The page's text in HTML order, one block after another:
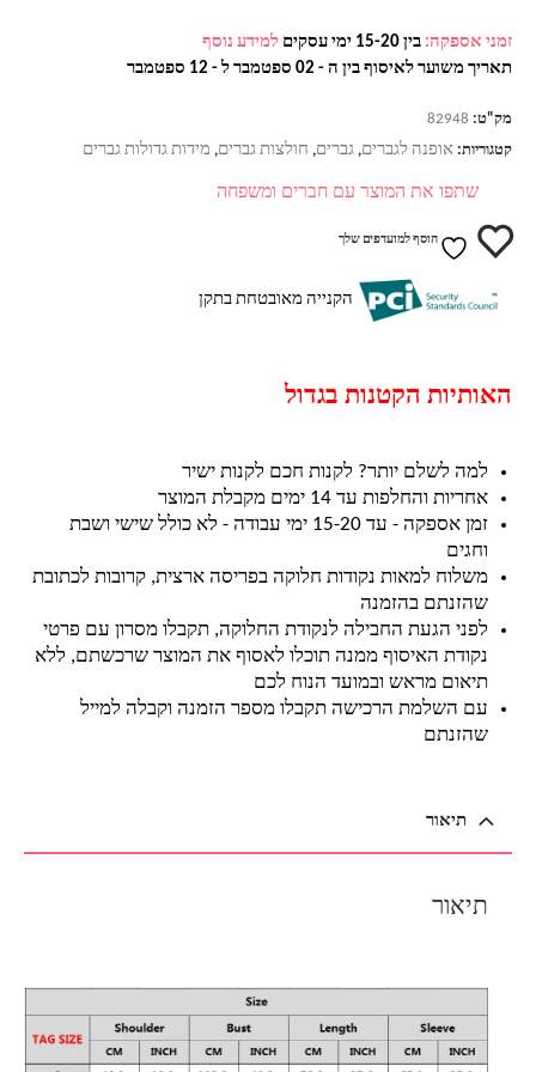
זמני אספקה: בין 15-20 ימי עסקים
למידע נוסף
תאריך משוער לאיסוף בין ה - 02 ספטמבר ל - 12 ספטמבר
מק"ט: 82948
קטגוריות: אופנה לגברים, גברים, חולצות גברים, מידות גדולות גברים
שתפו את המוצר עם חברים ומשפחה
הוסף למועדפים שלך
הקנייה מאובטחת בתקן
האותיות הקטנות בגדול
למה לשלם יותר? לקנות חכם לקנות ישיר
אחריות והחלפות עד 14 ימים מקבלת המוצר
זמן אספקה - עד 15-20 ימי עבודה - לא כולל שישי ושבת
וחגים
משלוח למאות נקודות חלוקה בפריסה ארצית, קרובות לכתובת
שהזנתם בהזמנה
לפני הגעת החבילה לנקודת החלוקה, תקבלו מסרון עם פרטי
נקודת האיסוף ממנה תוכלו לאסוף את המוצר שרכשתם, ללא
תיאום מראש ובמועד הנוח לכם
עם השלמת הרכישה תקבלו מספר הזמנה וקבלה למייל
שהזנתם
תיאור
תיאור